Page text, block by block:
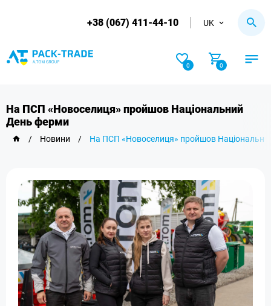
+38 (067) 411-44-10 UK
0 0
На ПСП «Новоселиця» пройшов Національний
День ферми
/ Новини / На ПСП «Новоселиця» пройшов